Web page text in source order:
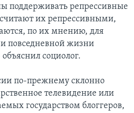
поддерживать репрессивные
их репрессивными,
по их мнению, для
повседневной жизни
социолог.
по-прежнему склонно
телевидение или
государством блоггеров,